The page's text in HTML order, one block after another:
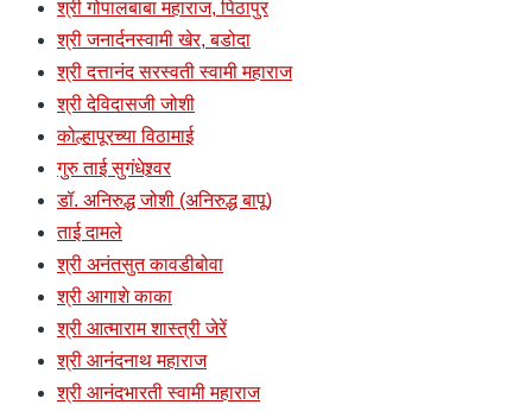
श्री गोपालबाबा महाराज, पिठापुर
श्री जनार्दनस्वामी खेर, बडोदा
श्री दत्तानंद सरस्वती स्वामी महाराज
श्री देविदासजी जोशी
कोल्हापूरच्या विठामाई
गुरु ताई सुगंधेश्र्वर
डॉ. अनिरुद्ध जोशी (अनिरुद्ध बापू)
ताई दामले
श्री अनंतसुत कावडीबोवा
श्री आगाशे काका
श्री आत्माराम शास्त्री जेरें
श्री आनंदनाथ महाराज
श्री आनंदभारती स्वामी महाराज